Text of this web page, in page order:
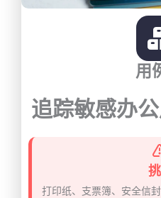
用
追踪敏感办
打印纸、支票簿、安全信